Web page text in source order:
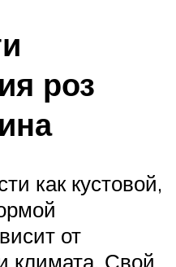
роз
как кустовой,
от
климата. Свой